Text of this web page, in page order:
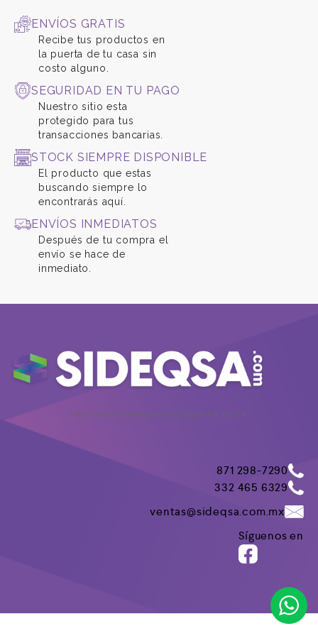
ENVÍOS GRATIS
Recibe tus productos en
la puerta de tu casa sin
costo alguno.
SEGURIDAD EN TU PAGO
Nuestro sitio esta
protegido para tus
transacciones bancarias.
STOCK SIEMPRE DISPONIBLE
El producto que estas
buscando siempre lo
encontrarás aquí.
ENVÍOS INMEDIATOS
Después de tu compra el
envío se hace de
inmediato.
Soluciones en Identificación y Equipos S.A. de C.V.
871 298-7290
332 465 6329
ventas@sideqsa.com.mx
Síguenos en